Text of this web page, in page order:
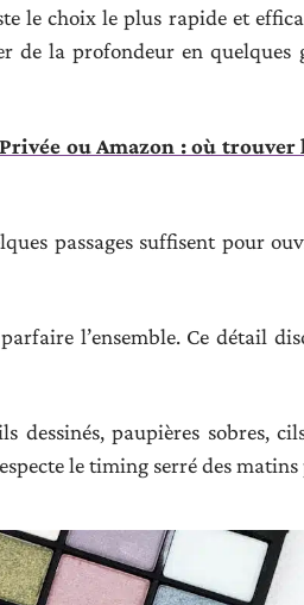
le choix le plus rapide et
de la profondeur en quelques
ou Amazon : où
passages suffisent pour
l’ensemble. Ce détail
dessinés, paupières sobres,
le timing serré des matins